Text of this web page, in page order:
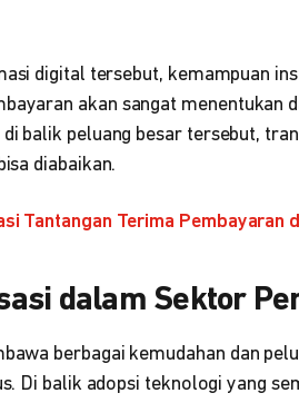
digital tersebut, kemampuan
akan sangat menentukan
di balik peluang besar tersebut,
diabaikan.
Tantangan Terima Pembayaran
dalam Sektor
berbagai kemudahan dan
Di balik adopsi teknologi yang